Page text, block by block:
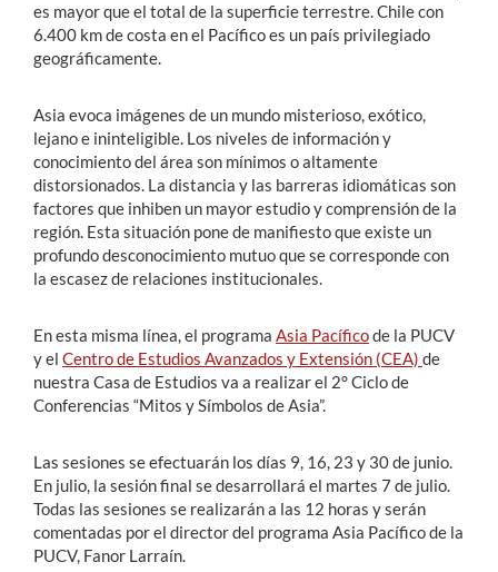
es mayor que el total de la superficie terrestre. Chile con
6.400 km de costa en el Pacífico es un país privilegiado
geográficamente.
Asia evoca imágenes de un mundo misterioso, exótico,
lejano e ininteligible. Los niveles de información y
conocimiento del área son mínimos o altamente
distorsionados. La distancia y las barreras idiomáticas son
factores que inhiben un mayor estudio y comprensión de la
región. Esta situación pone de manifiesto que existe un
profundo desconocimiento mutuo que se corresponde con
la escasez de relaciones institucionales.
En esta misma línea, el programa Asia Pacíficode la PUCV
y el Centro de Estudios Avanzados y Extensión (CEA) de
nuestra Casa de Estudios va a realizar el 2° Ciclo de
Conferencias “Mitos y Símbolos de Asia”.
Las sesiones se efectuarán los días 9, 16, 23 y 30 de junio.
En julio, la sesión final se desarrollará el martes 7 de julio.
Todas las sesiones se realizarán a las 12 horas y serán
comentadas por el director del programa Asia Pacífico de la
PUCV, Fanor Larraín.